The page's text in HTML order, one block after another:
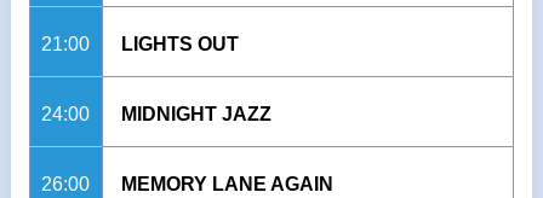
21:00 LIGHTS OUT
24:00 MIDNIGHT JAZZ
26:00 MEMORY LANE AGAIN